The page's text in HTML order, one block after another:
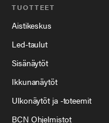
TUOTTEET
Aistikeskus
Led-taulut
Sisänäytöt
Ikkunanäytöt
Ulkonäytöt ja -toteemit
BCN Ohjelmistot